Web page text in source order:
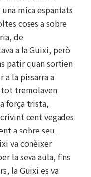
mica espantats
coses a sobre
de
a la Guixi, però
patir quan sortien
la pissarra a
tot tremolaven
força trista,
cent vegades
a sobre seu.
va conèixer
la seva aula, fins
la Guixi es va